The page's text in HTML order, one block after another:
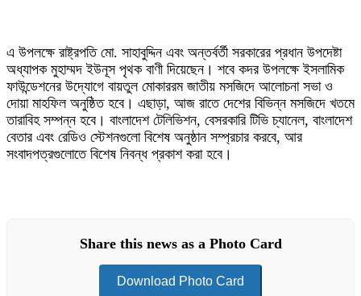
এ উপলক্ষে রাষ্ট্রপতি মো. সাহাবুদ্দিন এবং অন্তর্বর্তী সরকারের প্রধান উপদেষ্টা
অধ্যাপক মুহাম্মদ ইউনূস পৃথক বাণী দিয়েছেন। শবে কদর উপলক্ষে ইসলামিক
ফাউন্ডেশনের উদ্যোগে বায়তুল মোকাররম জাতীয় মসজিদে আলোচনা সভা ও
দোয়া মাহফিল অনুষ্ঠিত হবে। এছাড়া, আজ রাতে দেশের বিভিন্ন মসজিদে খতমে
তারাবিহ সম্পন্ন হবে। বাংলাদেশ টেলিভিশন, বেসরকারি টিভি চ্যানেল, বাংলাদেশ
বেতার এবং রেডিও স্টেশনগুলো বিশেষ অনুষ্ঠান সম্প্রচার করবে, আর
সংবাদপত্রগুলোতে বিশেষ নিবন্ধ প্রকাশ করা হবে।
Share this news as a Photo Card
Download Photo Card